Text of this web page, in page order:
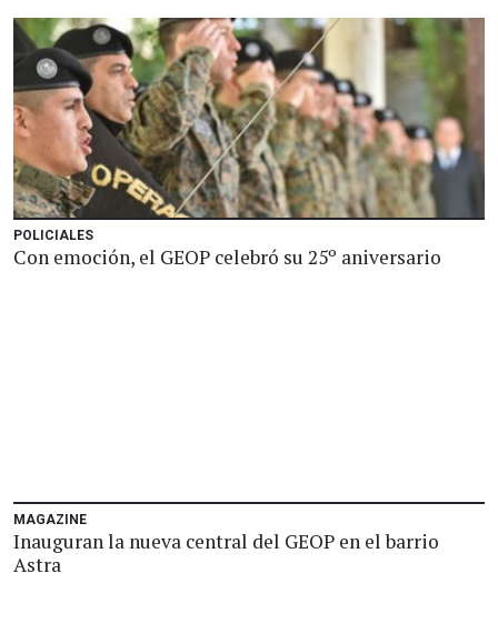
POLICIALES
Con emoción, el GEOP celebró su 25º aniversario
MAGAZINE
Inauguran la nueva central del GEOP en el barrio
Astra